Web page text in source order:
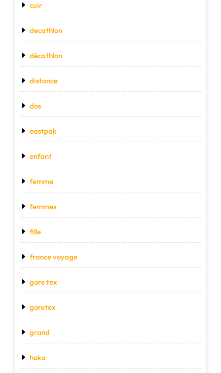
cuir
decathlon
décathlon
distance
dos
eastpak
enfant
femme
femmes
fille
france voyage
gore tex
goretex
grand
hoka